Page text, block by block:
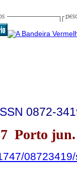
0872-
Porto jun.